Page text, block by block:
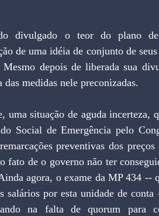
de uma idéia de conjunto de
Mesmo depois de liberada sua
medidas nele preconizadas.
uma situação de aguda
Social de Emergência pelo
preventivas dos
fato de o governo não ter
agora, o exame da MP 434 --
salários por esta unidade de
na falta de quorum para